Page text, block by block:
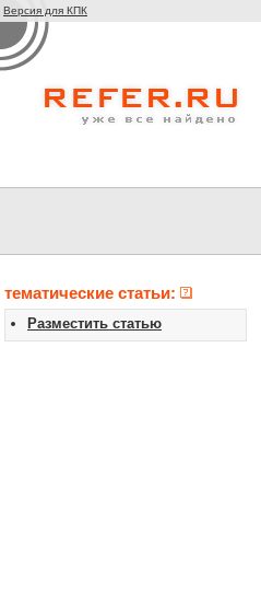
Версия для КПК
тематические статьи:
Разместить статью